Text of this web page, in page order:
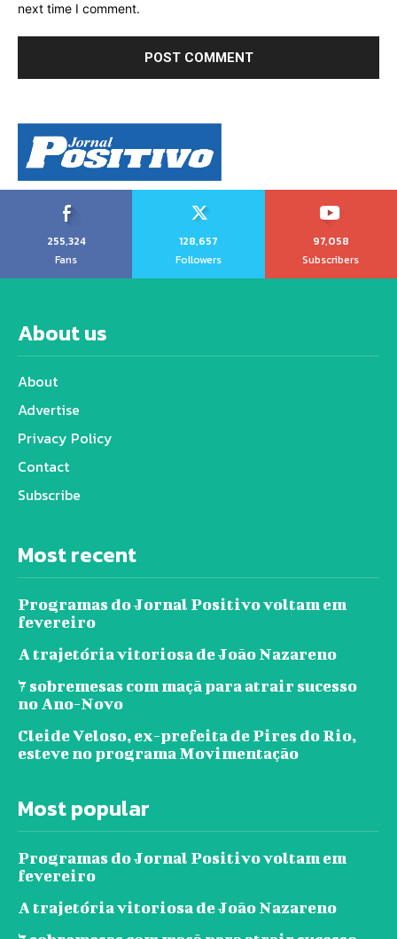
next time I comment.
255,324
Fans
128,657
Followers
97,058
Subscribers
About us
About
Advertise
Privacy Policy
Contact
Subscribe
Most recent
Programas do Jornal Positivo voltam em
fevereiro
A trajetória vitoriosa de João Nazareno
7 sobremesas com maçã para atrair sucesso
no Ano-Novo
Cleide Veloso, ex-prefeita de Pires do Rio,
esteve no programa Movimentação
Most popular
Programas do Jornal Positivo voltam em
fevereiro
A trajetória vitoriosa de João Nazareno